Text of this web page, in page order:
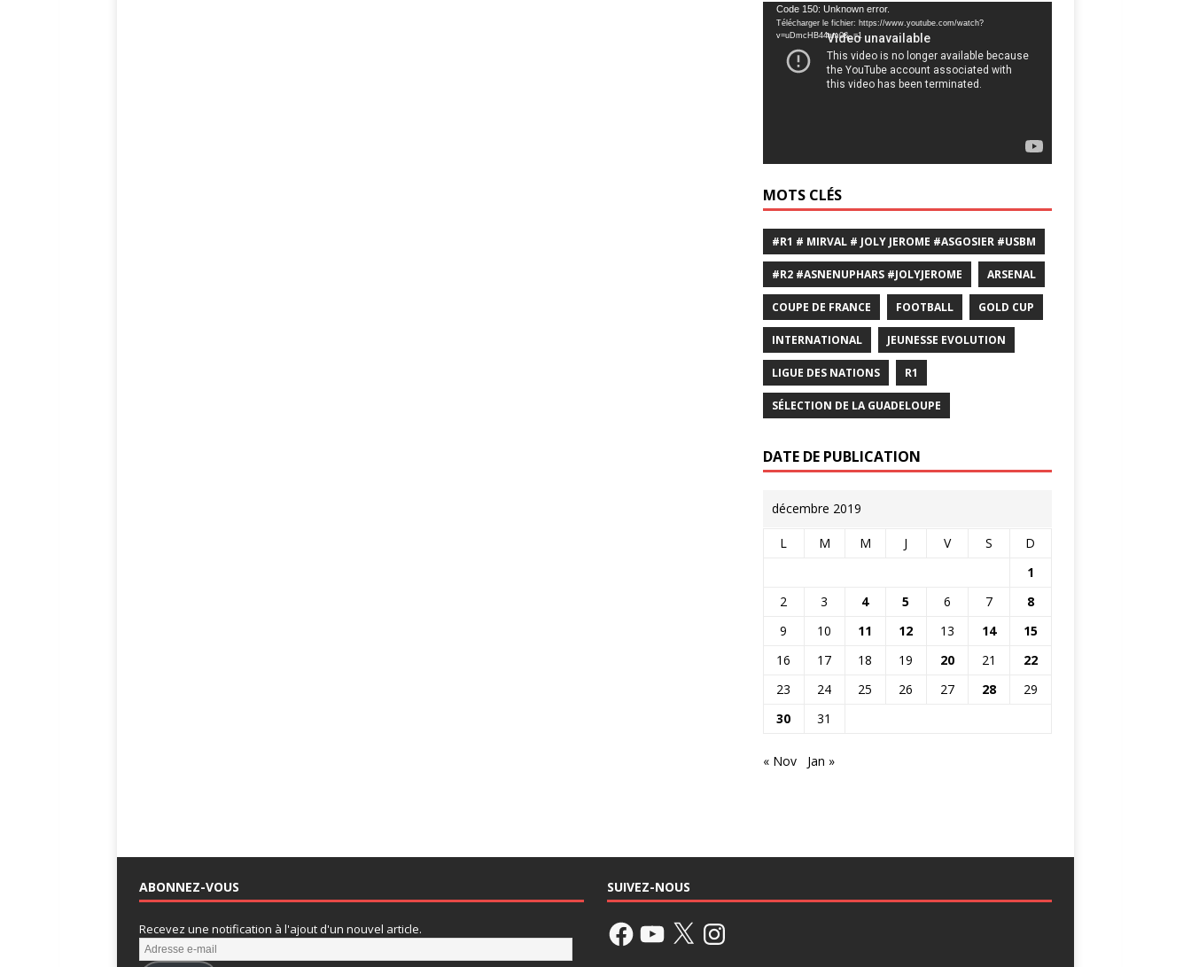
Lecteur
vidéo
Code 150: Unknown error.
Télécharger le fichier: https://www.youtube.com/watch?
v=uDmcHB44am0&_=1
MOTS CLÉS
#R1 # MIRVAL # JOLY JEROME #ASGOSIER #USBM
#R2 #ASNENUPHARS #JOLYJEROME ARSENAL
COUPE DE FRANCE FOOTBALL GOLD CUP
INTERNATIONAL JEUNESSE EVOLUTION
LIGUE DES NATIONS R1
SÉLECTION DE LA GUADELOUPE
DATE DE PUBLICATION
décembre 2019
L M M J V S
D
1
2
3 4 5 6 7
8
9
10 11 12 13 14
15
16
17 18 19 20 21
22
23
24 25 26 27 28
29
30
31
« Nov Jan »
ABONNEZ-VOUS
Recevez une notification à l'ajout d'un nouvel article.
SUIVEZ-NOUS